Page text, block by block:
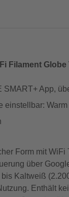
Filament
SMART+ App,
einstellbar:
Form mit
über
Kaltweiß
Enthält